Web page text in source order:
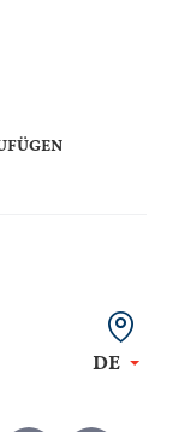
DE